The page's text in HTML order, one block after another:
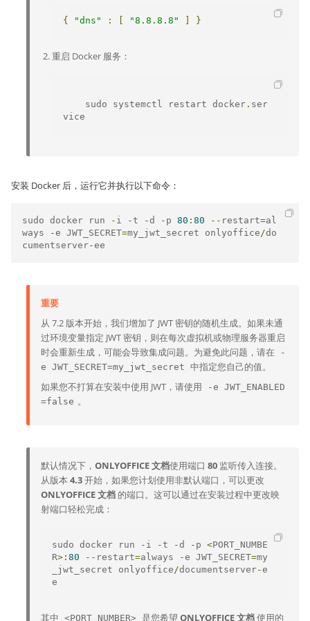
{ "dns" : "8.8.8.8" }
重启 Docker 服务：
    sudo systemctl restart docker
. ser
vice
安装 Docker 后，运行它并执行以下命令：
sudo docker run - i -t -d - p 80 : 80 -- restart=al
ways
-e JWT_SECRET=my_jwt_secret onlyoffice/do
cumentserver-ee
重要
从 7.2 版本开始，我们增加了 JWT 密钥的随机生成。如果未通
过环境变量指定 JWT 密钥，则在每次虚拟机或物理服务器重启
时会重新生成，可能会导致集成问题。为避免此问题，请在
-
e JWT_SECRET=my_jwt_secret 中指定您自己的值。
如果您不打算在安装中使用 JWT，请使用
-e JWT_ENABLED
=false 。
默认情况下， ONLYOFFICE 文档使用端口 80 监听传入连接。
从版本 4.3开始，如果您计划使用非默认端口，可以更改
ONLYOFFICE 文档 的端口。这可以通过在安装过程中更改映
射端口轻松完成：
sudo docker run - i -t -d - p <PORT_NUMBE
R>: 80 -- restart=always -e JWT_SECRET=my
_jwt_secret onlyoffice/documentserver-e
e
其中 <PORT_NUMBER> 是您希望 ONLYOFFICE 文档使用的